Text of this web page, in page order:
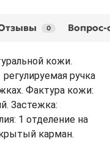
0 Вопрос-
кожи.
ручка
Фактура кожи:
Застежка:
1 отделение на
карман.